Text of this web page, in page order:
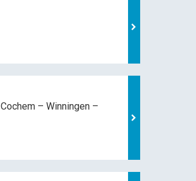
Cochem – Winningen –